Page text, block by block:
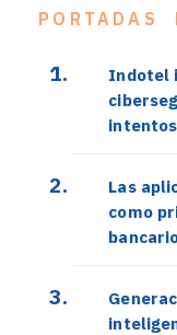
PORTADAS
Indotel
Las
como